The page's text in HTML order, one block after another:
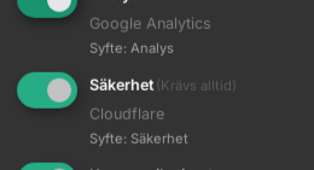
BLONDME Bond Repair Brightening
upp blont hår genom att avlägsna
miljöföroreningar. Med BOND
schampot till att stärka de inre
Google Analytics
Syfte: Analys
Säkerhet (Krävs alltid)
Cloudflare
Syfte: Säkerhet